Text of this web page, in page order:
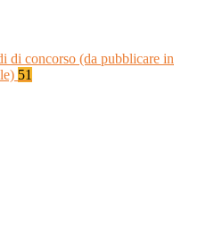
di concorso (da pubblicare in
51